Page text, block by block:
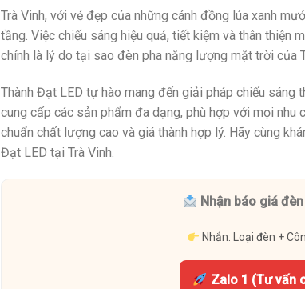
Trà Vinh, với vẻ đẹp của những cánh đồng lúa xanh
tầng. Việc chiếu sáng hiệu quả, tiết kiệm và thân thiện
chính là lý do tại sao đèn pha năng lượng mặt trời của
Thành Đạt LED tự hào mang đến giải pháp chiếu
cung cấp các sản phẩm đa dạng, phù hợp với mọi
chuẩn chất lượng cao và giá thành hợp lý. Hãy cùng
Đạt LED tại Trà Vinh.
Nhận báo giá
Nhắn: Loại đèn +
Zalo 1 (Tư vấn